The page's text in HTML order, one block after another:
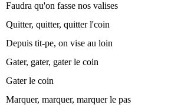
Faudra qu'on fasse nos valises
Quitter, quitter, quitter l'coin
Depuis tit-pe, on vise au loin
Gater, gater, gater le coin
Gater le coin
Marquer, marquer, marquer le pas